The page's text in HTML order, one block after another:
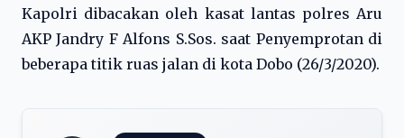
Kapolri dibacakan oleh kasat lantas polres Aru
AKP Jandry F Alfons S.Sos. saat Penyemprotan di
beberapa titik ruas jalan di kota Dobo (26/3/2020).